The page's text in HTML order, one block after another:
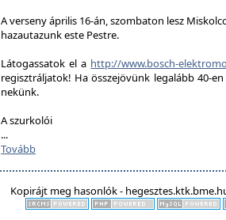
A verseny április 16-án, szombaton lesz
hazautazunk este Pestre.
Látogassatok el a http://www.bosch-
regisztráljatok! Ha összejövünk legalább 40-
nekünk.
A szurkolói
...
Tovább
Kopirájt meg hasonlók -